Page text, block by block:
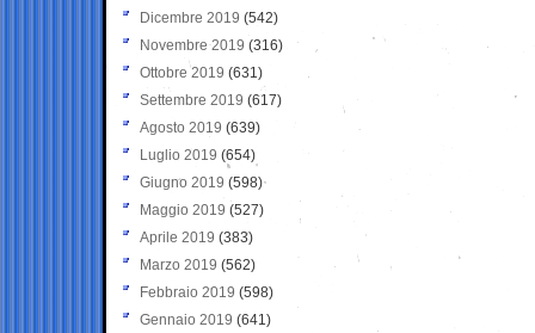
Dicembre 2019 (542)
Novembre 2019 (316)
Ottobre 2019 (631)
Settembre 2019 (617)
Agosto 2019 (639)
Luglio 2019 (654)
Giugno 2019 (598)
Maggio 2019 (527)
Aprile 2019 (383)
Marzo 2019 (562)
Febbraio 2019 (598)
Gennaio 2019 (641)